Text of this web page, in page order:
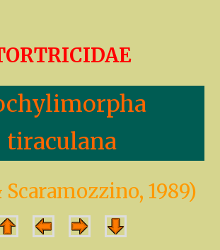
tiraculana
Scaramozzino, 1989)